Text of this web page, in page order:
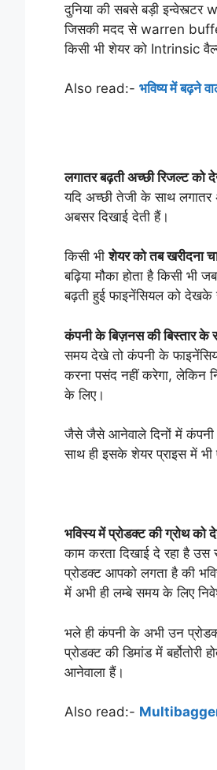
दुनिया की सबसे बड़ी
जिसकी मदद से warren
किसी भी शेयर को Intrinsic
Also read:- भविष्य में बढ़ने
लगातर बढ़ती अच्छी रिजल्ट को
यदि अच्छी तेजी के साथ
अबसर दिखाई देती हैं।
किसी भीशेयर को तब खरीदना
बढ़िया मौका होता है किसी भी
बढ़ती हुई फाइनेंसियल को देखके
कंपनी के बिज़नस की बिस्तार के
समय देखे तो कंपनी के
करना पसंद नहीं करेगा, लेकिन
के लिए।
जैसे जैसे आनेवाले दिनों में कंपनी
साथ ही इसके शेयर प्राइस में
भविस्य में प्रोडक्ट की ग्रोथ को
काम करता दिखाई दे रहा है
प्रोडक्ट आपको लगता है की
में अभी ही लम्बे समय के लिए
भले ही कंपनी के अभी उन
प्रोडक्ट की डिमांड में
आनेवाला हैं।
Also read:-